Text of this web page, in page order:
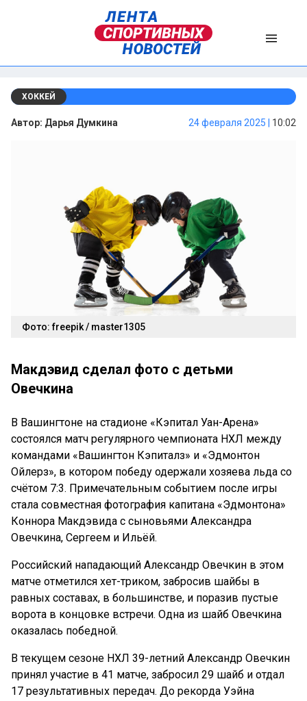
ХОККЕЙ
Автор: Дарья Думкина 24 февраля 2025 | 10:02
Фото: freepik / master1305
Макдэвид сделал фото с детьми
Овечкина
В Вашингтоне на стадионе «Кэпитал Уан-Арена»
состоялся матч регулярного чемпионата НХЛ между
командами «Вашингтон Кэпиталз» и «Эдмонтон
Ойлерз», в котором победу одержали хозяева льда со
счётом 7:3. Примечательным событием после игры
стала совместная фотография капитана «Эдмонтона»
Коннора Макдэвида с сыновьями Александра
Овечкина, Сергеем и Ильёй.
Российский нападающий Александр Овечкин в этом
матче отметился хет-триком, забросив шайбы в
равных составах, в большинстве, и поразив пустые
ворота в концовке встречи. Одна из шайб Овечкина
оказалась победной.
В текущем сезоне НХЛ 39-летний Александр Овечкин
принял участие в 41 матче, забросил 29 шайб и отдал
17 результативных передач. До рекорда Уэйна